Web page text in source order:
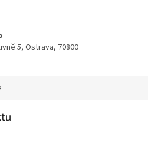
5, Ostrava, 70800